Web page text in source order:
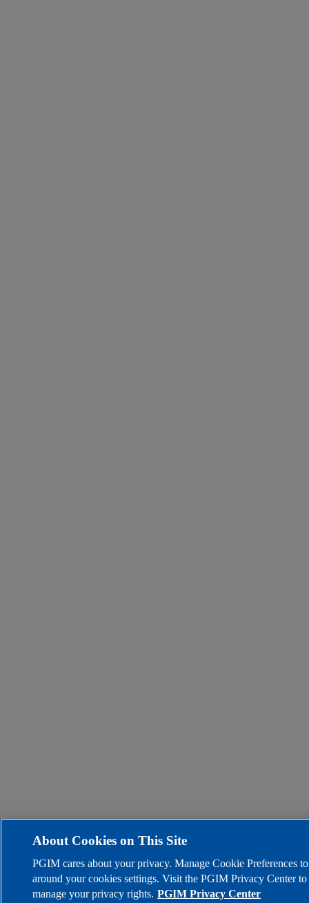
About Cookies on This Site
PGIM cares about your privacy. Manage Cookie Preferences
around your cookies settings. Visit the PGIM Privacy Center to
manage your privacy rights. PGIM Privacy Center